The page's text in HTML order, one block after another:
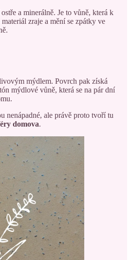
a minerálně. Je to vůně, která k
zraje a mění se zpátky ve
mýdlem. Povrch pak získá
mýdlové vůně, která se na pár dní
nenápadné, ale právě proto tvoří tu
domova.